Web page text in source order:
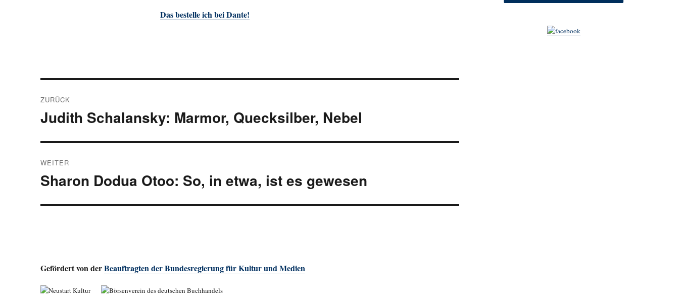
Das bestelle ich bei Dante!
ZURÜCK
Vorheriger
Judith Schalansky: Marmor, Quecksilber, Nebel
WEITER
Nächster
Sharon Dodua Otoo: So, in etwa, ist es gewesen
Gefördert von derBeauftragten der Bundesregierung für Kultur und Medien